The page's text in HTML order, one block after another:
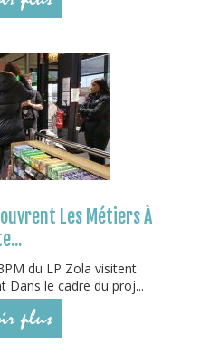
Les Métiers À
du LP Zola visitent
Dans le cadre du proj...
plus